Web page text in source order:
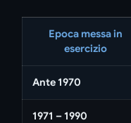
Epoca messa in
esercizio
Ante 1970
1971 – 1990